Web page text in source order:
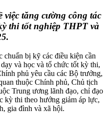
tăng cường công tác
thi tốt nghiệp THPT và
bị kỹ các điều kiện cần
và học và tổ chức tốt kỳ thi,
phủ yêu cầu các Bộ trưởng,
thuộc Chính phủ, Chủ tịch
Trung ương lãnh đạo, chỉ đạo
kỳ thi theo hướng giảm áp lực,
gia đình và xã hội.